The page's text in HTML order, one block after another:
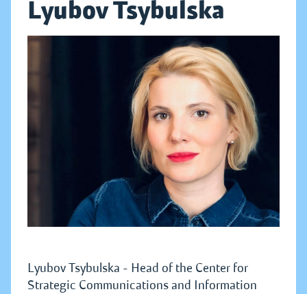
Lyubov Tsybulska
Lyubov Tsybulska - Head of the Center for
Strategic Communications and Information